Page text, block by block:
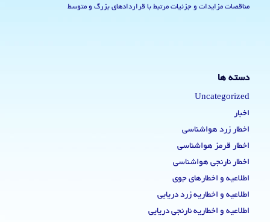
مناقصات مزایدات و جزئیات مرتبط با قراردادهای بزرگ و متوسط
دسته ها
Uncategorized
اخبار
اخطار زرد هواشناسی
اخطار قرمز هواشناسی
اخطار نارنجی هواشناسی
اطلاعیه و اخطارهای جوی
اطلاعیه و اخطاریه زرد دریایی
اطلاعیه و اخطاریه نارنجی دریایی